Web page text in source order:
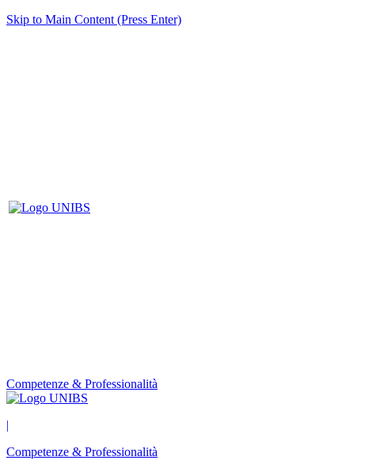
Skip to Main Content (Press Enter)
Competenze & Professionalità
|
Competenze & Professionalità